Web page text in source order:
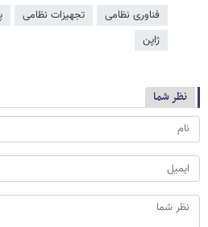
فناوری نظامی تجهیزات نظامی
ژاپن
نظر شما